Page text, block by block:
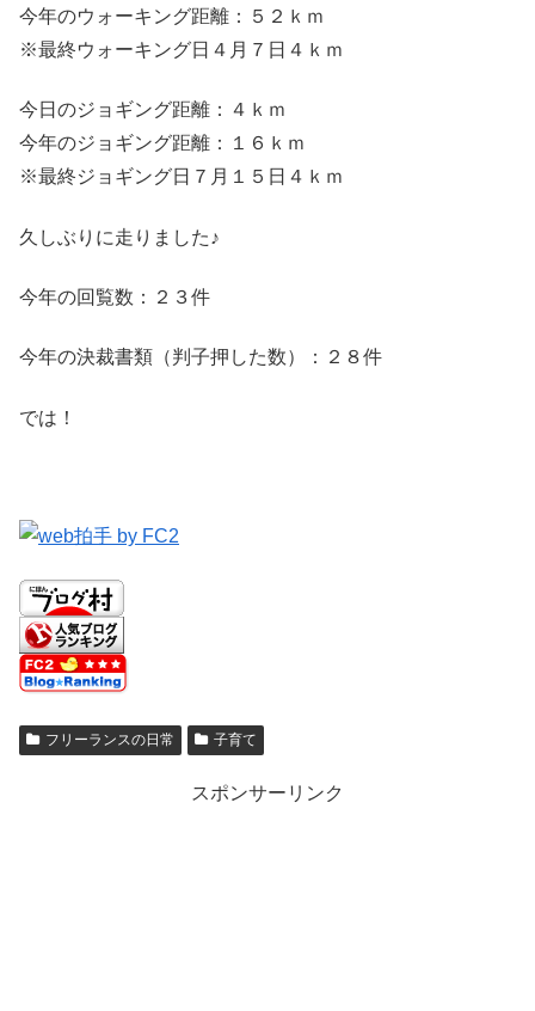
今年のウォーキング距離：５２ｋｍ
※最終ウォーキング日４月７日４ｋｍ
今日のジョギング距離：４ｋｍ
今年のジョギング距離：１６ｋｍ
※最終ジョギング日７月１５日４ｋｍ
久しぶりに走りました♪
今年の回覧数：２３件
今年の決裁書類（判子押した数）：２８件
では！
フリーランスの日常 子育て
スポンサーリンク